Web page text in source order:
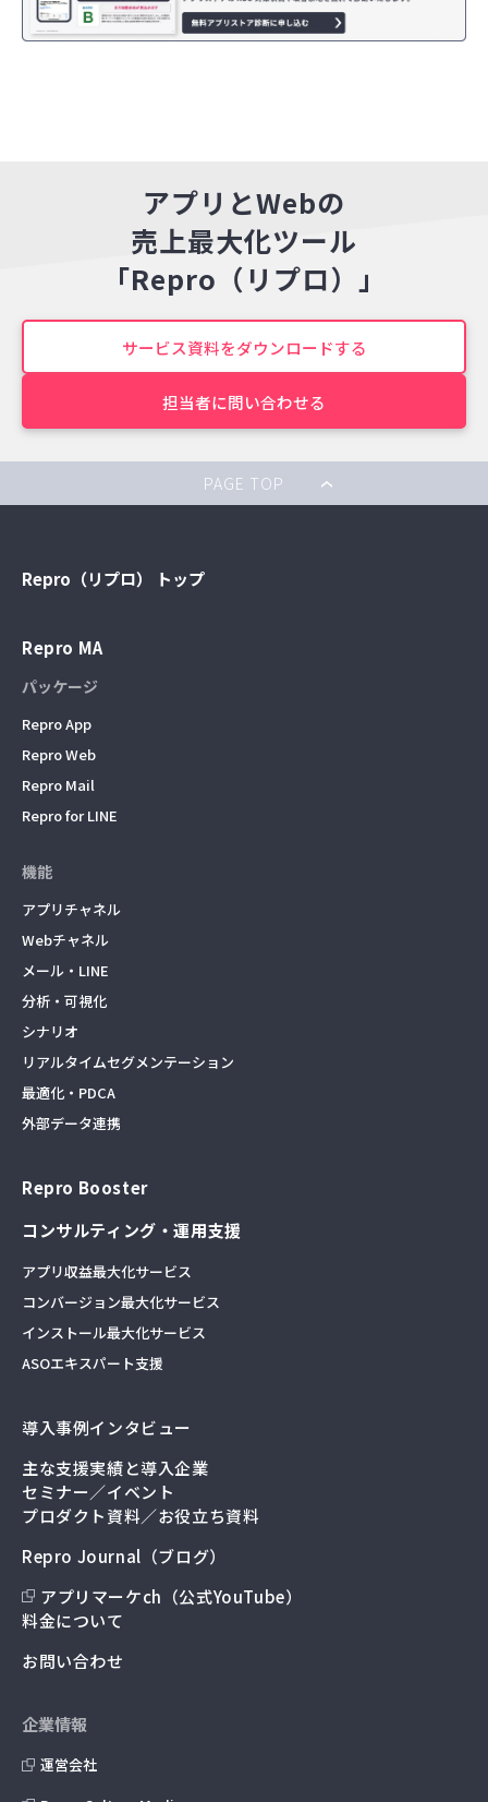
アプリとWebの
売上最大化ツール
「Repro（リプロ）」
サービス資料をダウンロードする
担当者に問い合わせる
PAGE TOP
Repro（リプロ） トップ
Repro MA
パッケージ
Repro App
Repro Web
Repro Mail
Repro for LINE
機能
アプリチャネル
Webチャネル
メール・LINE
分析・可視化
シナリオ
リアルタイムセグメンテーション
最適化・PDCA
外部データ連携
Repro Booster
コンサルティング・運用支援
アプリ収益最大化サービス
コンバージョン最大化サービス
インストール最大化サービス
ASOエキスパート支援
導入事例インタビュー
主な支援実績と導入企業
セミナー／イベント
プロダクト資料／お役立ち資料
Repro Journal（ブログ）
アプリマーケch（公式YouTube）
料金について
お問い合わせ
企業情報
運営会社